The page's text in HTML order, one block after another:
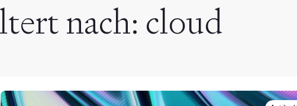
nach: cloud